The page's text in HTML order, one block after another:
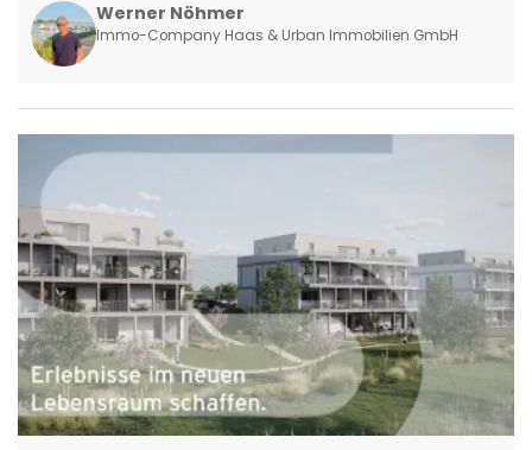
Werner Nöhmer
Immo-Company Haas & Urban Immobilien GmbH